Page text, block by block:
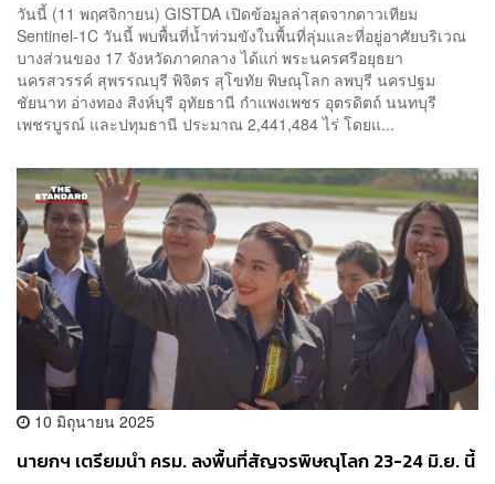
วันนี้ (11 พฤศจิกายน) GISTDA เปิดข้อมูลล่าสุดจากดาวเทียม
Sentinel-1C วันนี้ พบพื้นที่น้ำท่วมขังในพื้นที่ลุ่มและที่อยู่อาศัยบริเวณ
บางส่วนของ 17 จังหวัดภาคกลาง ได้แก่ พระนครศรีอยุธยา
นครสวรรค์ สุพรรณบุรี พิจิตร สุโขทัย พิษณุโลก ลพบุรี นครปฐม
ชัยนาท อ่างทอง สิงห์บุรี อุทัยธานี กำแพงเพชร อุตรดิตถ์ นนทบุรี
เพชรบูรณ์ และปทุมธานี ประมาณ 2,441,484 ไร่ โดยแ...
10 มิถุนายน 2025
นายกฯ เตรียมนำ ครม. ลงพื้นที่สัญจรพิษณุโลก 23-24 มิ.ย. นี้